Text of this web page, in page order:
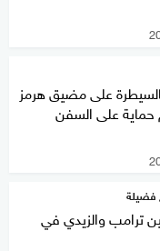
على مضيق هرمز
على السفن
ترامب والزيدي في